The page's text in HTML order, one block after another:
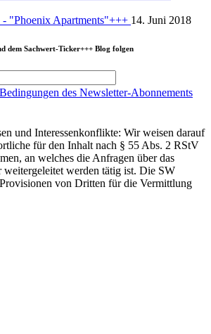
"Phoenix Apartments"+++ 14. Juni 2018
dem Sachwert-Ticker+++ Blog folgen
des Newsletter-Abonnements
und Interessenkonflikte: Wir weisen darauf
für den Inhalt nach § 55 Abs. 2 RStV
an welches die Anfragen über das
werden tätig ist. Die SW
von Dritten für die Vermittlung